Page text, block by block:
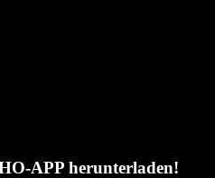
APP herunterladen!